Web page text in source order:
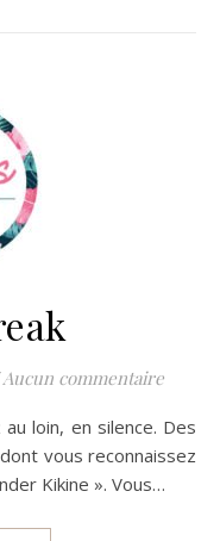
Aucun commentaire
vous reconnaissez
Kikine ». Vous…